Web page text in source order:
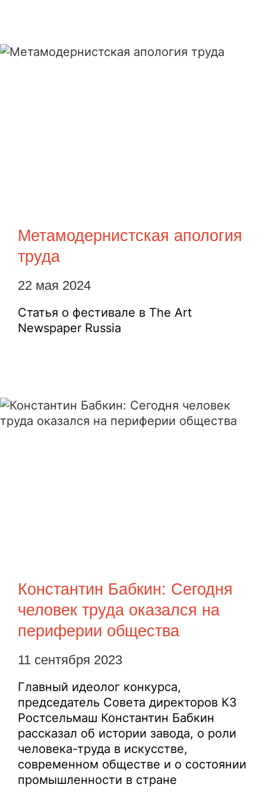
Метамодернистская апология
труда
22 мая 2024
Статья о фестивале в The Art
Newspaper Russia
Константин Бабкин: Сегодня
человек труда оказался на
периферии общества
11 сентября 2023
Главный идеолог конкурса,
председатель Совета директоров КЗ
Ростсельмаш Константин Бабкин
рассказал об истории завода, о роли
человека-труда в искусстве,
современном обществе и о состоянии
промышленности в стране